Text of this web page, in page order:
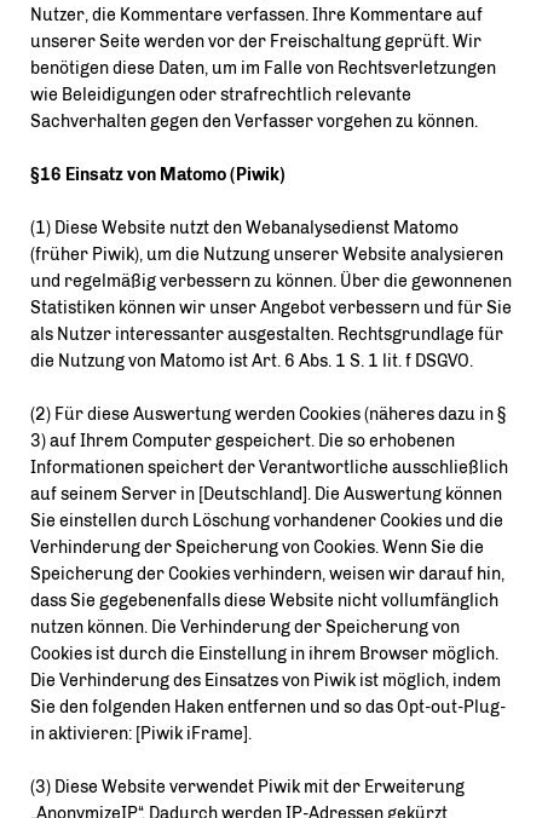
Nutzer, die Kommentare verfassen. Ihre Kommentare auf
unserer Seite werden vor der Freischaltung geprüft. Wir
benötigen diese Daten, um im Falle von Rechtsverletzungen
wie Beleidigungen oder strafrechtlich relevante
Sachverhalten gegen den Verfasser vorgehen zu können.
§16 Einsatz von Matomo (Piwik)
(1) Diese Website nutzt den Webanalysedienst Matomo
(früher Piwik), um die Nutzung unserer Website analysieren
und regelmäßig verbessern zu können. Über die gewonnenen
Statistiken können wir unser Angebot verbessern und für Sie
als Nutzer interessanter ausgestalten. Rechtsgrundlage für
die Nutzung von Matomo ist Art. 6 Abs. 1 S. 1 lit. f DSGVO.
(2) Für diese Auswertung werden Cookies (näheres dazu in §
3) auf Ihrem Computer gespeichert. Die so erhobenen
Informationen speichert der Verantwortliche ausschließlich
auf seinem Server in [Deutschland]. Die Auswertung können
Sie einstellen durch Löschung vorhandener Cookies und die
Verhinderung der Speicherung von Cookies. Wenn Sie die
Speicherung der Cookies verhindern, weisen wir darauf hin,
dass Sie gegebenenfalls diese Website nicht vollumfänglich
nutzen können. Die Verhinderung der Speicherung von
Cookies ist durch die Einstellung in ihrem Browser möglich.
Die Verhinderung des Einsatzes von Piwik ist möglich, indem
Sie den folgenden Haken entfernen und so das Opt-out-Plug-
in aktivieren: [Piwik iFrame].
(3) Diese Website verwendet Piwik mit der Erweiterung
AnonymizeIP“. Dadurch werden IP-Adressen gekürzt